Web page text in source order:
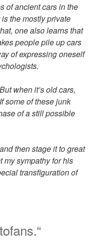
of ancient cars in the
the mostly private
one also learns that
people pile up cars
of expressing oneself
when it’s old cars,
some of these junk
of a still possible
then stage it to great
my sympathy for his
transfiguration of